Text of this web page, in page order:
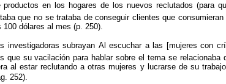
productos en los hogares de los nuevos reclutados (para
que no se trataba de conseguir clientes que
dólares al mes (p. 250).
subrayan Al escuchar a las [mujeres con
su vacilación para hablar sobre el tema se relacionaba
al estar reclutando a otras mujeres y lucrarse de su
252).